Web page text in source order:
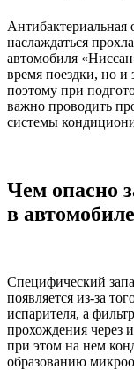
Антибактериальная
наслаждаться
автомобиля
время поездки, но и
поэтому при
важно проводить
системы
Чем опасно
в
Специфический
появляется из-за
испарителя, а
прохождения через
при этом на нем
образованию